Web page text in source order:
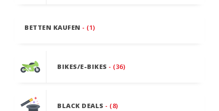
BETTEN KAUFEN - (1)
BIKES/E-BIKES - (36)
BLACK DEALS - (8)